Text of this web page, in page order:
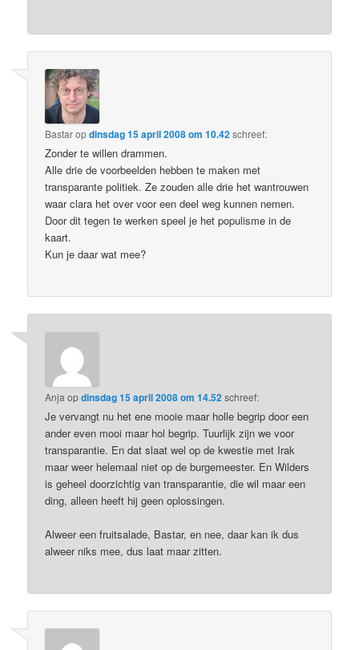
Bastaropdinsdag 15 april 2008 om 10.42schreef:
Zonder te willen drammen.
Alle drie de voorbeelden hebben te maken met
transparante politiek. Ze zouden alle drie het wantrouwen
waar clara het over voor een deel weg kunnen nemen.
Door dit tegen te werken speel je het populisme in de
kaart.
Kun je daar wat mee?
Anja opdinsdag 15 april 2008 om 14.52 schreef:
Je vervangt nu het ene mooie maar holle begrip door een
ander even mooi maar hol begrip. Tuurlijk zijn we voor
transparantie. En dat slaat wel op de kwestie met Irak
maar weer helemaal niet op de burgemeester. En Wilders
is geheel doorzichtig van transparantie, die wil maar een
ding, alleen heeft hij geen oplossingen.
Alweer een fruitsalade, Bastar, en nee, daar kan ik dus
alweer niks mee, dus laat maar zitten.